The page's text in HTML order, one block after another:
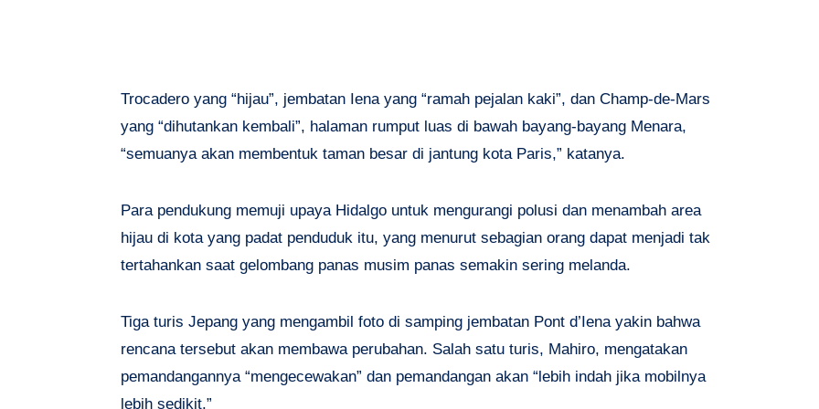
Trocadero yang “hijau”, jembatan Iena yang “ramah pejalan kaki”, dan Champ-de-Mars
yang “dihutankan kembali”, halaman rumput luas di bawah bayang-bayang Menara,
“semuanya akan membentuk taman besar di jantung kota Paris,” katanya.
Para pendukung memuji upaya Hidalgo untuk mengurangi polusi dan menambah area
hijau di kota yang padat penduduk itu, yang menurut sebagian orang dapat menjadi tak
tertahankan saat gelombang panas musim panas semakin sering melanda.
Tiga turis Jepang yang mengambil foto di samping jembatan Pont d’Iena yakin bahwa
rencana tersebut akan membawa perubahan. Salah satu turis, Mahiro, mengatakan
pemandangannya “mengecewakan” dan pemandangan akan “lebih indah jika mobilnya
lebih sedikit.”